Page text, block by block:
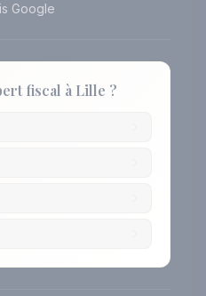
Google
fiscal à Lille ?